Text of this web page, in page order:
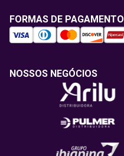
FORMAS DE PAGAMENTO
NOSSOS NEGÓCIOS